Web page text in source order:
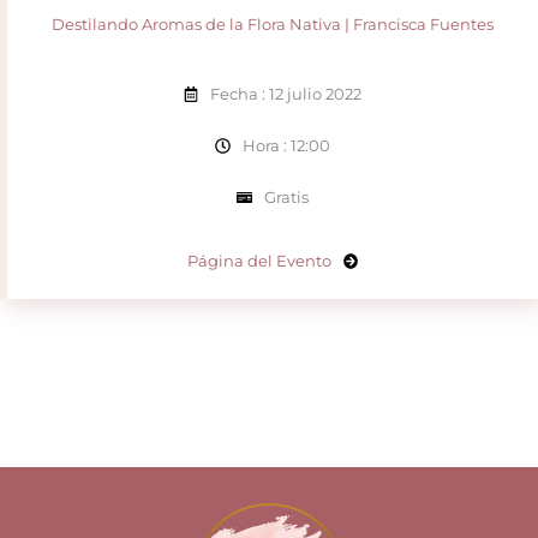
Destilando Aromas de la Flora Nativa | Francisca Fuentes
Fecha : 12 julio 2022
Hora : 12:00
Gratis
Página del Evento